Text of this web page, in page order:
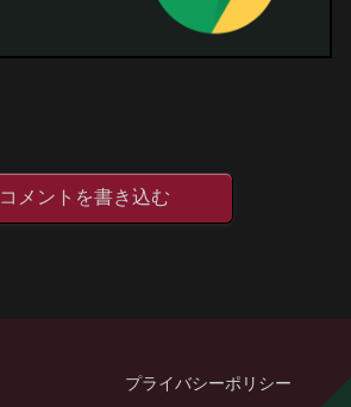
コメントを書き込む
プライバシーポリシー